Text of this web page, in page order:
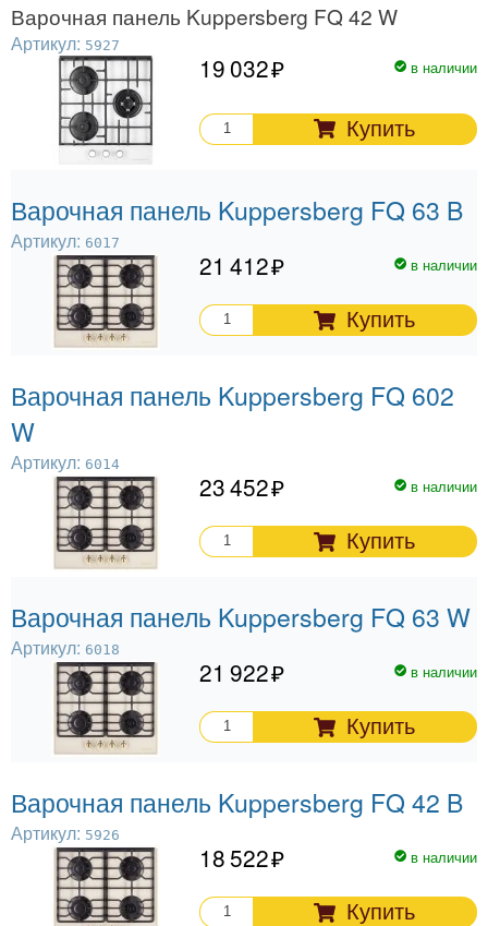
Варочная панель Kuppersberg FQ 42 W
Артикул: 5927
19 032 в наличии
Купить
Варочная панель Kuppersberg FQ 63 B
Артикул: 6017
21 412 в наличии
Купить
Варочная панель Kuppersberg FQ 602
W
Артикул: 6014
23 452 в наличии
Купить
Варочная панель Kuppersberg FQ 63 W
Артикул: 6018
21 922 в наличии
Купить
Варочная панель Kuppersberg FQ 42 B
Артикул: 5926
18 522 в наличии
Купить